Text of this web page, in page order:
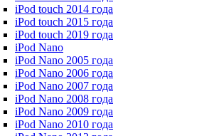
iPod touch 2014 года
iPod touch 2015 года
iPod touch 2019 года
iPod Nano
iPod Nano 2005 года
iPod Nano 2006 года
iPod Nano 2007 года
iPod Nano 2008 года
iPod Nano 2009 года
iPod Nano 2010 года